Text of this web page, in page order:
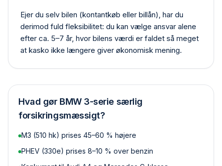
Ejer du selv bilen (kontant­køb eller billån), har du
derimod fuld fleksibilitet: du kan vælge ansvar alene
efter ca. 5–7 år, hvor bilens værdi er faldet så meget
at kasko ikke længere giver økonomisk mening.
Hvad gør BMW 3-serie særlig
forsikringsmæssigt?
M3 (510 hk) prises 45–60 % højere
PHEV (330e) prises 8–10 % over benzin